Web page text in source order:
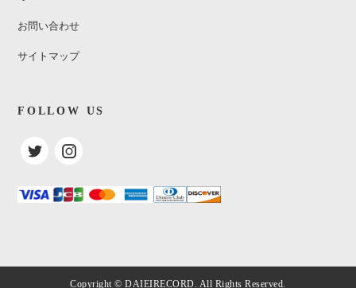
お問い合わせ
サイトマップ
FOLLOW US
Copyright © DAIEIRECORD. All Rights Reserved.